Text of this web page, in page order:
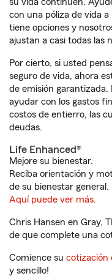
con una póliza de vida
tiene opciones y
ajustan a casi todas las
Por cierto, si usted
seguro de vida, ahora
de emisión
ayudar con los gastos
costos de entierro, las
deudas.
Life Enhanced®
Mejore su bienestar.
Reciba orientación y
de su bienestar general.
Aquí puede ver más.
Chris Hansen en Gray,
de que complete una
Comience su cotización
y sencillo!